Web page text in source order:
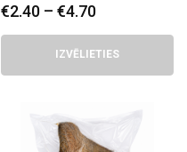
€2.40 – €4.70
range:
€2.40
through
IZVĒLIETIES